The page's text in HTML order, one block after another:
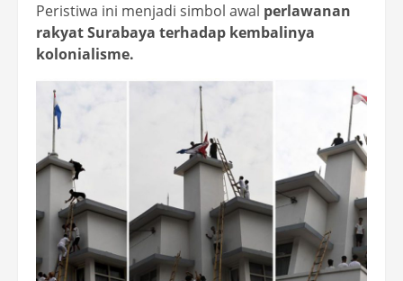
Peristiwa ini menjadi simbol awal perlawanan
rakyat Surabaya terhadap kembalinya
kolonialisme.